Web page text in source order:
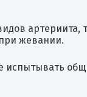
артериита,
жевании.